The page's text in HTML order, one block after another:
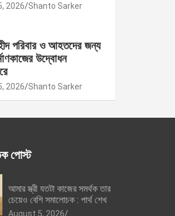
2026 Shanto Sarker
পরিবার ও আহতদের জন্য
উদ্বোধন
2026 Shanto Sarker
পোস্ট
আমার স্ত্রী যতটা কাজের সমর্থক তার
চেয়েও বেশি সমালোচক : পার্থ শেখ
August 5, 2026